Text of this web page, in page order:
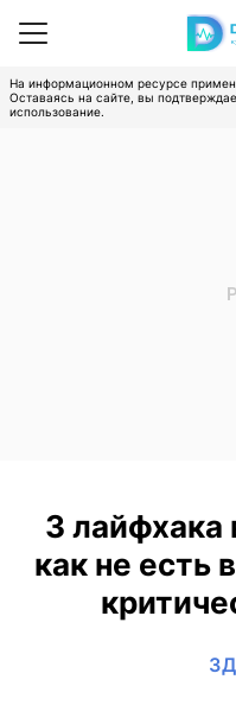
На информационном ресурсе
Оставаясь на сайте, вы
использование.
3 лайфхака
как не есть